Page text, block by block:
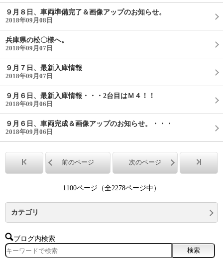
９月８日、車両準備完了＆画像アップのお知らせ。
2018年09月08日
兵庫県の松〇様へ。
2018年09月07日
９月７日、最新入庫情報
2018年09月07日
９月６日、最新入庫情報・・・2台目はＭ４！！
2018年09月06日
９月６日、車両完成＆画像アップのお知らせ。・・・
2018年09月06日
前のページ 次のページ
1100ページ（全2278ページ中）
カテゴリ
ブログ内検索